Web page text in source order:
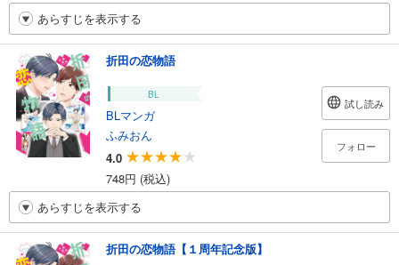
あらすじを表示する
折田の恋物語
BL
BLマンガ
ふみおん
4.0
748円 (税込)
試し読み
フォロー
あらすじを表示する
折田の恋物語【１周年記念版】